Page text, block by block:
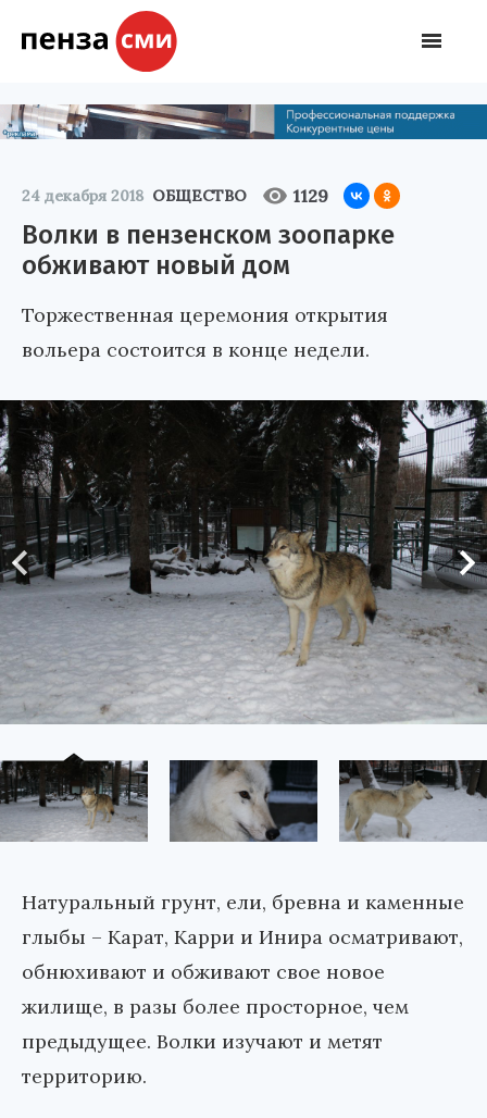
24 декабря 2018 ОБЩЕСТВО 1129
Волки в пензенском зоопарке
обживают новый дом
Торжественная церемония открытия
вольера состоится в конце недели.
Натуральный грунт, ели, бревна и каменные
глыбы – Карат, Карри и Инира осматривают,
обнюхивают и обживают свое новое
жилище, в разы более просторное, чем
предыдущее. Волки изучают и метят
территорию.